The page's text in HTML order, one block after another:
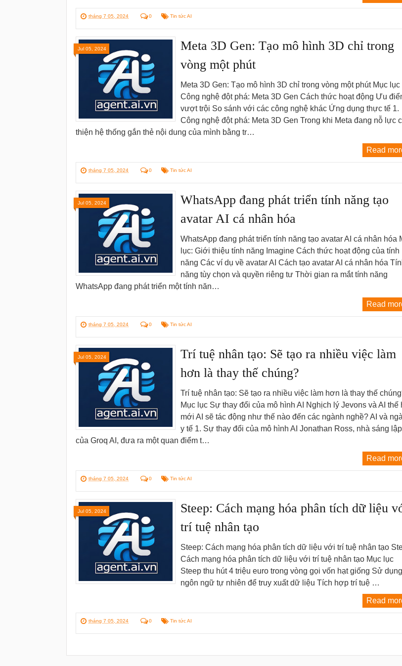
tháng 7 05, 2024 0 Tin tức AI
Meta 3D Gen: Tạo mô hình 3D chỉ trong
vòng một phút
Meta 3D Gen: Tạo mô hình 3D chỉ trong vòng một phút Mục lục
Công nghệ đột phá: Meta 3D Gen Cách thức hoạt động Ưu
vượt trội So sánh với các công nghệ khác Ứng dụng thực tế 1.
Công nghệ đột phá: Meta 3D Gen Trong khi Meta đang nỗ lực
thiện hệ thống gắn thẻ nội dung của mình bằng tr…
Read
tháng 7 05, 2024 0 Tin tức AI
Jul 05, 2024
WhatsApp đang phát triển tính năng tạo
avatar AI cá nhân hóa
WhatsApp đang phát triển tính năng tạo avatar AI cá nhân hóa
lục: Giới thiệu tính năng Imagine Cách thức hoạt động của tính
năng Các ví dụ về avatar AI Cách tạo avatar AI cá nhân hóa
năng tùy chọn và quyền riêng tư Thời gian ra mắt tính năng
WhatsApp đang phát triển một tính năn…
Read
tháng 7 05, 2024 0 Tin tức AI
Jul 05, 2024
Trí tuệ nhân tạo: Sẽ tạo ra nhiều việc làm
hơn là thay thế chúng?
Trí tuệ nhân tạo: Sẽ tạo ra nhiều việc làm hơn là thay thế
Mục lục Sự thay đổi của mô hình AI Nghịch lý Jevons và AI thế
mới AI sẽ tác động như thế nào đến các ngành nghề? AI và
y tế 1. Sự thay đổi của mô hình AI Jonathan Ross, nhà sáng lập
của Groq AI, đưa ra một quan điểm t…
Read
tháng 7 05, 2024 0 Tin tức AI
Jul 05, 2024
Steep: Cách mạng hóa phân tích dữ liệu
trí tuệ nhân tạo
Steep: Cách mạng hóa phân tích dữ liệu với trí tuệ nhân tạo
Cách mạng hóa phân tích dữ liệu với trí tuệ nhân tạo Mục lục
Steep thu hút 4 triệu euro trong vòng gọi vốn hạt giống Sử dụng
ngôn ngữ tự nhiên để truy xuất dữ liệu Tích hợp trí tuệ …
Read
tháng 7 05, 2024 0 Tin tức AI
Jul 05, 2024